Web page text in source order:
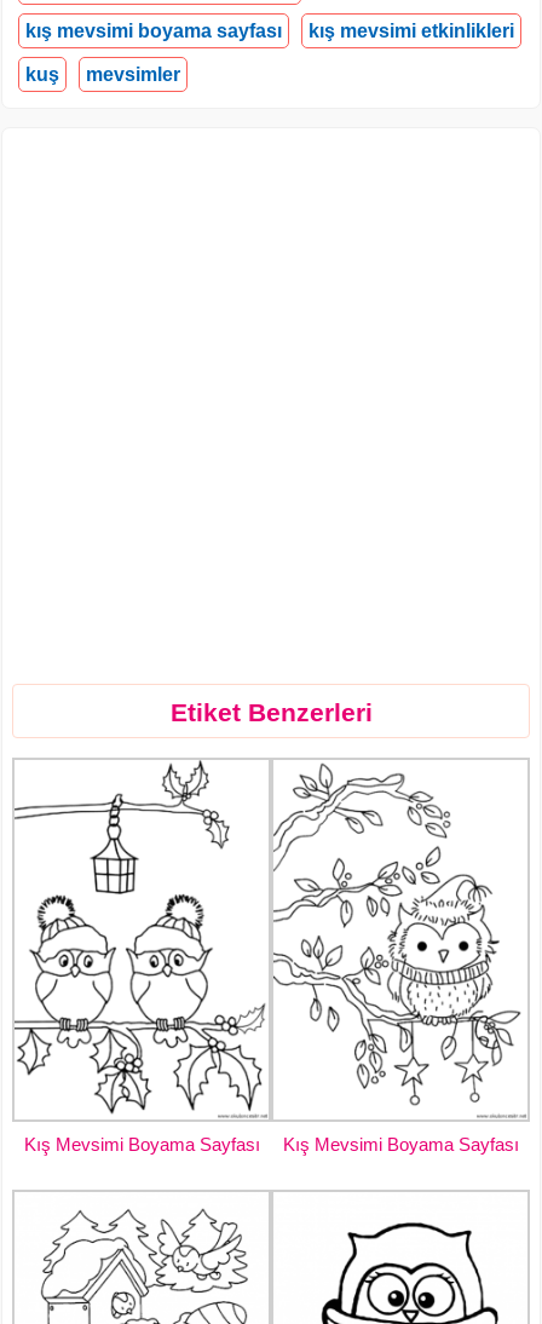
kış mevsimi boyama sayfası kış mevsimi etkinlikleri
kuş mevsimler
Etiket Benzerleri
Kış Mevsimi Boyama Sayfası Kış Mevsimi Boyama Sayfası